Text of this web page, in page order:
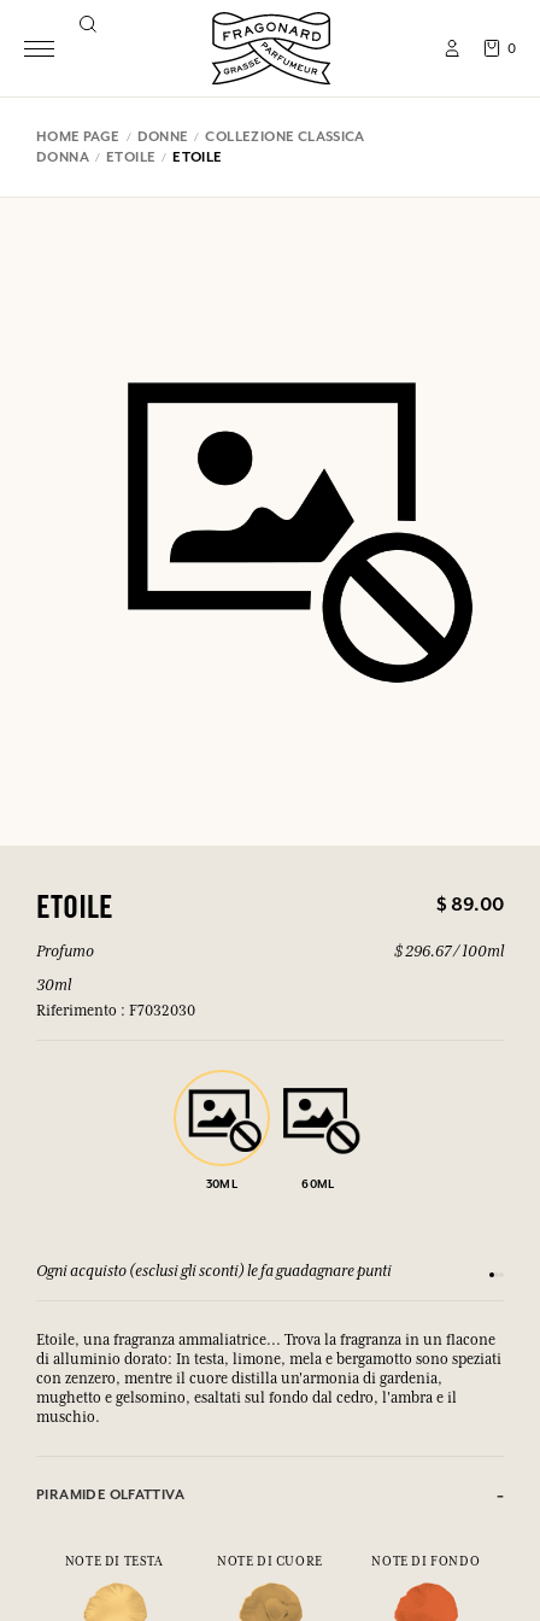
0
HOME PAGE DONNE
COLLEZIONE CLASSICA
DONNA
ETOILE ETOILE
ETOILE $ 89.00
Profumo
30ml
Riferimento : F7032030
$ 296.67 / 100ml
30ML 60ML
Ogni acquisto (esclusi gli sconti) le fa guadagnare punti
Etoile, una fragranza ammaliatrice... Trova la fragranza in un flacone
di alluminio dorato: In testa, limone, mela e bergamotto sono speziati
con zenzero, mentre il cuore distilla un'armonia di gardenia,
mughetto e gelsomino, esaltati sul fondo dal cedro, l'ambra e il
muschio.
PIRAMIDE OLFATTIVA
NOTE DI TESTA NOTE DI CUORE NOTE DI FONDO